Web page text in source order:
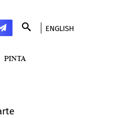
ENGLISH
PINTA